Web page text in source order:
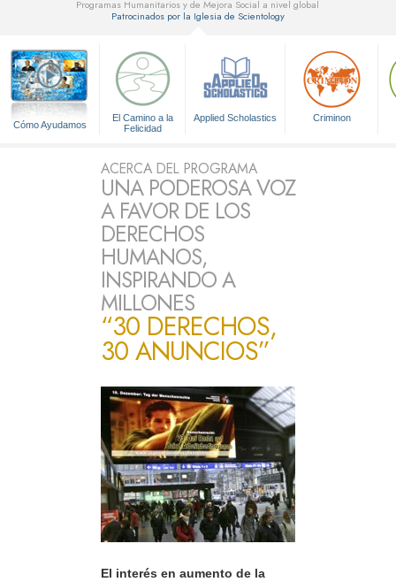
Programas Humanitarios y de Mejora Social a nivel global
Patrocinados por la Iglesia de Scientology
Cómo Ayudamos
El Camino a la
Felicidad
Applied Scholastics Criminon
ACERCA DEL PROGRAMA
UNA PODEROSA VOZ
A FAVOR DE LOS
DERECHOS
HUMANOS,
INSPIRANDO A
MILLONES
“30 DERECHOS,
30 ANUNCIOS”
El interés en aumento de la